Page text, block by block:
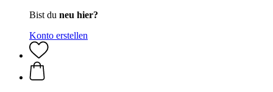
Bist du neu hier?
Konto erstellen